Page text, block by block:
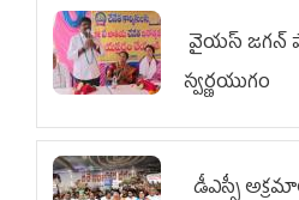
వైయ‌స్ జగన్
స్వర్ణయుగం
డీఎస్సీ